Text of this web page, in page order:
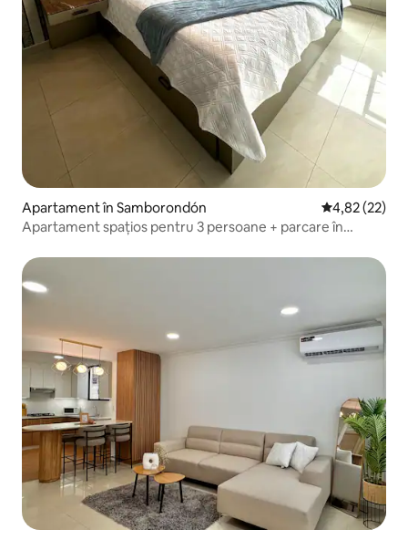
Apartament în Samborondón Scor mediu
4,82 (22)
Apartament spațios pentru 3 persoane + parcare în